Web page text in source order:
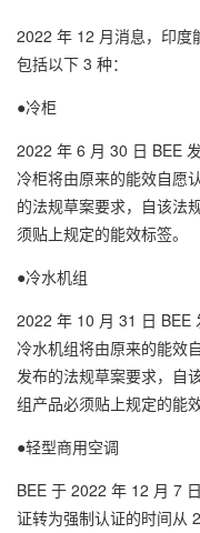
2022 年 12 月消息，印度
包括以下 3 种：
●冷柜
2022 年 6 月 30 日 BEE
冷柜将由原来的能效自愿
的法规草案要求，自该法
须贴上规定的能效标签。
●冷水机组
2022 年 10 月 31 日 BEE
冷水机组将由原来的能效
发布的法规草案要求，自
组产品必须贴上规定的能效
●轻型商用空调
BEE 于 2022 年 12 月 7
证转为强制认证的时间从